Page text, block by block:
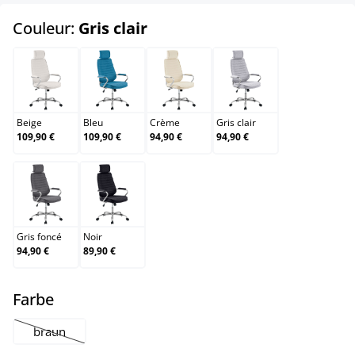
Couleur: Gris clairselect
Beige
Beige
109,90 €
Bleu
Bleu
109,90 €
Crème
Crème
94,90 €
Gris clair
Gris clair
94,90 €
Gris foncé
Gris foncé
94,90 €
Noir
Noir
89,90 €
Farbeselect
braun
(Cette option n'est pas disponible pour le moment.)